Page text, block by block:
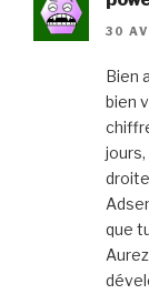
30
Bien
bien
que